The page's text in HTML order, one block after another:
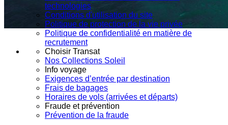
technologies
Conditions d'utilisation du site
Politique de protection de la vie privée
Politique de confidentialité en matière de
recrutement
Choisir Transat
Nos Collections Soleil
Info voyage
Exigences d’entrée par destination
Frais de bagages
Horaires de vols (arrivées et départs)
Fraude et prévention
Prévention de la fraude